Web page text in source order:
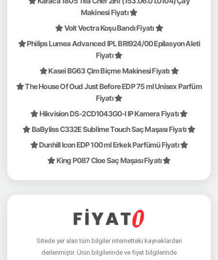
Makinesi Fiyatı
Voit Vectra Koşu Bandı Fiyatı
Philips Lumea Advanced IPL BRI924/00 Epilasyon Aleti
Fiyatı
Kasei BG63 Çim Biçme Makinesi Fiyatı
The House Of Oud Just Before EDP 75 ml Unisex Parfüm
Fiyatı
Hikvision DS-2CD1043G0-I IP Kamera Fiyatı
BaByliss C332E Sublime Touch Saç Maşası Fiyatı
Dunhill Icon EDP 100 ml Erkek Parfümü Fiyatı
King P087 Cloe Saç Maşası Fiyatı
Sitede yer alan tüm bilgiler internetteki kaynaklardan
derlenmiştir. Ürün bilgilerinde ve fiyat bilgilerinde